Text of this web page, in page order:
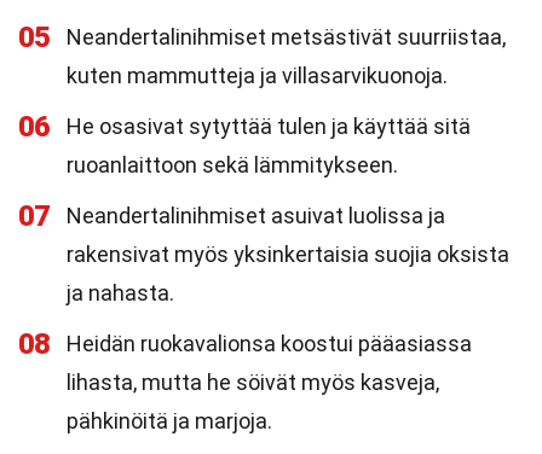
05
Neandertalinihmiset metsästivät suurriistaa,
kuten mammutteja ja villasarvikuonoja.
06
He osasivat sytyttää tulen ja käyttää sitä
ruoanlaittoon sekä lämmitykseen.
07
Neandertalinihmiset asuivat luolissa ja
rakensivat myös yksinkertaisia suojia oksista
ja nahasta.
08
Heidän ruokavalionsa koostui pääasiassa
lihasta, mutta he söivät myös kasveja,
pähkinöitä ja marjoja.